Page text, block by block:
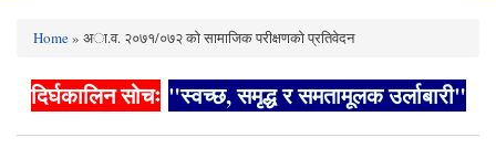
Home» अा‍.व. २०७१/०७२ काे सामाजिक परीक्षणकाे प्रतिवेदन
दिर्घकालिन सोचः "स्वच्छ, समृद्ध र समतामूलक उर्लाबारी"